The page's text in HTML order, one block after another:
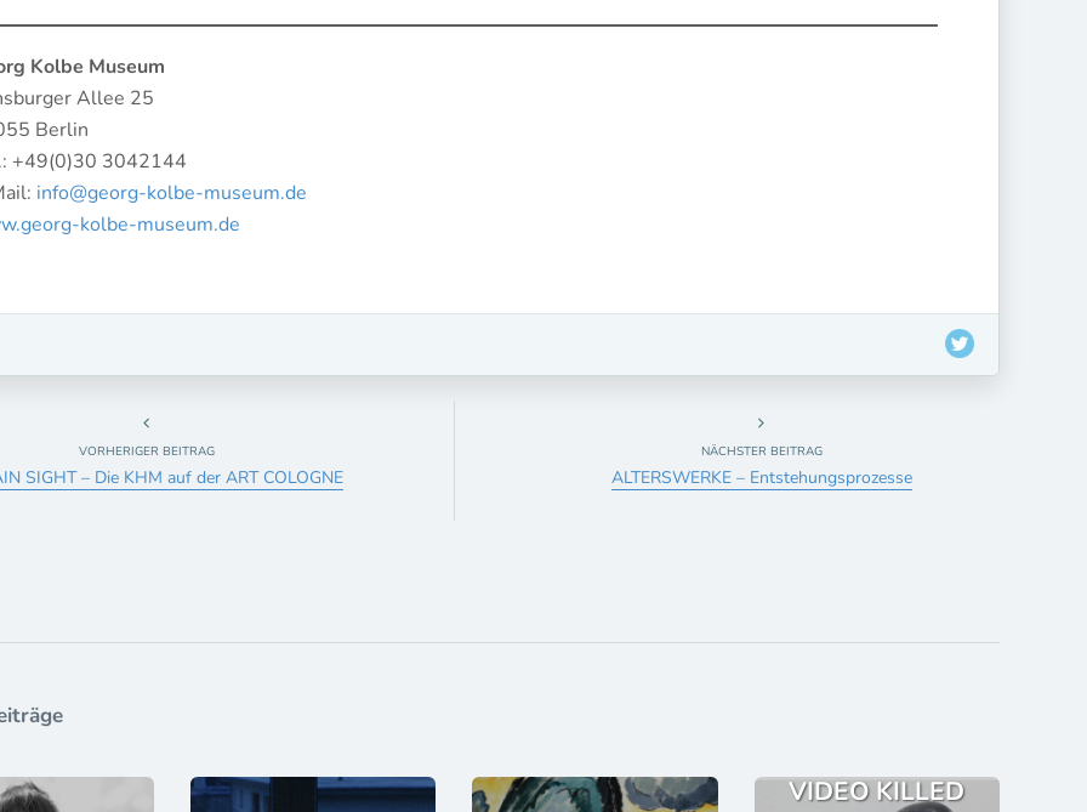
Kolbe Museum
Allee 25
Berlin
+49(0)30 3042144
info@georg-kolbe-museum.de
kolbe-museum.de
VORHERIGER BEITRAG
SIGHT – Die KHM auf der ART COLOGNE
NÄCHSTER BEITRAG
ALTERSWERKE – Entstehungsprozesse
VIDEO KILLED